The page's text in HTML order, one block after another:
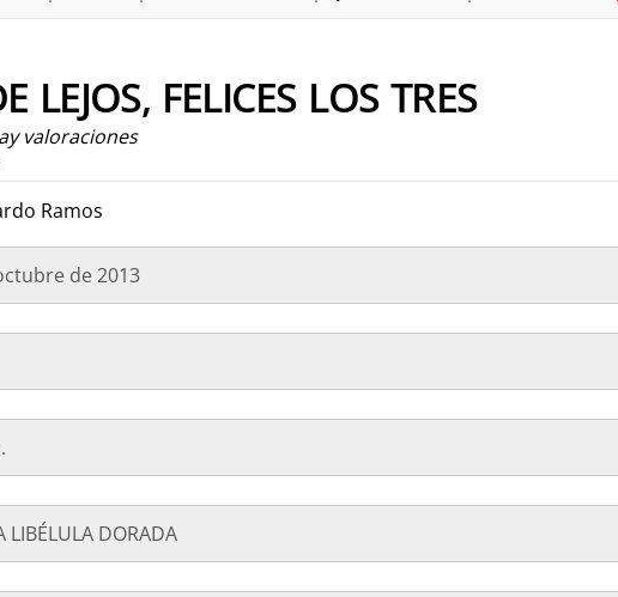
LEJOS, FELICES LOS TRES
valoraciones
Ramos
de 2013
LIBÉLULA DORADA